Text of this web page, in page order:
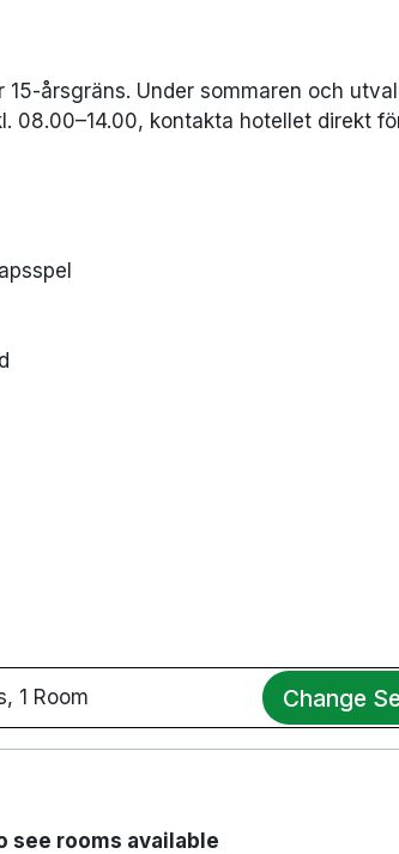
15-årsgräns. Under sommaren och
08.00–14.00, kontakta hotellet direkt
1 Room Change
see rooms available